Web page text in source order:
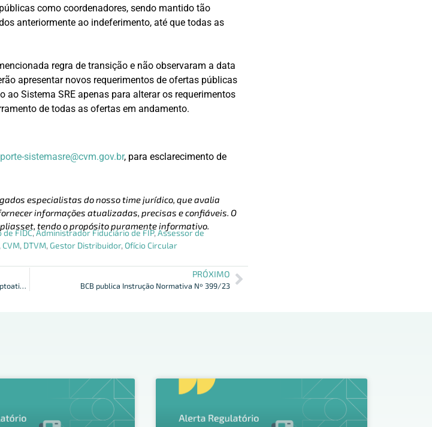
como coordenadores, sendo mantido tão
anteriormente ao indeferimento, até que todas as
regra de transição e não observaram a data
apresentar novos requerimentos de ofertas públicas
ao Sistema SRE apenas para alterar os requerimentos
de todas as ofertas em andamento.
sistemasre@cvm.gov.br, para esclarecimento de
especialistas do nosso time jurídico, que avalia
informações atualizadas, precisas e confiáveis. O
tendo o propósito puramente informativo.
FIDC,Administrador Fiduciário de FIP,Assessor de
CVM, DTVM, Gestor Distribuidor, Ofício Circular
Papel do compliance no contexto do Marco dos Criptoativos
PRÓXIMO
BCB publica Instrução Normativa Nº 399/23